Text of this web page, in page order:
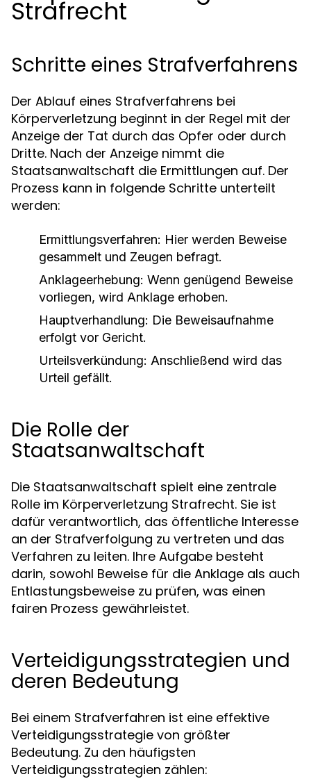
Strafrecht
Schritte eines Strafverfahrens
Der Ablauf eines Strafverfahrens bei
Körperverletzung beginnt in der Regel mit der
Anzeige der Tat durch das Opfer oder durch
Dritte. Nach der Anzeige nimmt die
Staatsanwaltschaft die Ermittlungen auf. Der
Prozess kann in folgende Schritte unterteilt
werden:
Ermittlungsverfahren: Hier werden Beweise
gesammelt und Zeugen befragt.
Anklageerhebung: Wenn genügend Beweise
vorliegen, wird Anklage erhoben.
Hauptverhandlung: Die Beweisaufnahme
erfolgt vor Gericht.
Urteilsverkündung: Anschließend wird das
Urteil gefällt.
Die Rolle der
Staatsanwaltschaft
Die Staatsanwaltschaft spielt eine zentrale
Rolle im Körperverletzung Strafrecht. Sie ist
dafür verantwortlich, das öffentliche Interesse
an der Strafverfolgung zu vertreten und das
Verfahren zu leiten. Ihre Aufgabe besteht
darin, sowohl Beweise für die Anklage als auch
Entlastungsbeweise zu prüfen, was einen
fairen Prozess gewährleistet.
Verteidigungsstrategien und
deren Bedeutung
Bei einem Strafverfahren ist eine effektive
Verteidigungsstrategie von größter
Bedeutung. Zu den häufigsten
Verteidigungsstrategien zählen: